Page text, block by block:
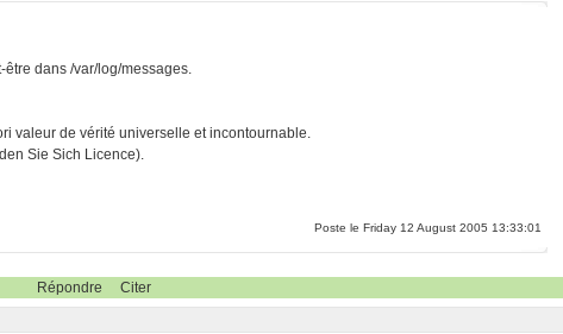
être dans /var/log/messages.
valeur de vérité universelle et incontournable.
Sie Sich Licence).
Poste le Friday 12 August 2005 13:33:01
Répondre Citer